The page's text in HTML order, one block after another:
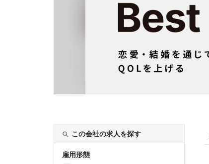
この会社の求人を探す
雇用形態